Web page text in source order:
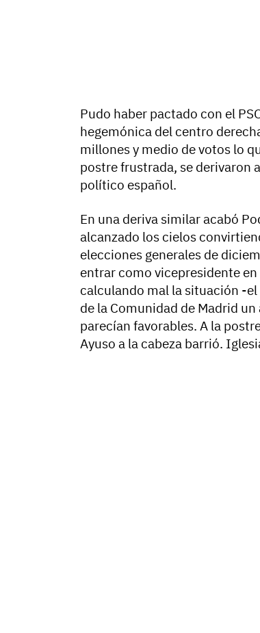
Pudo haber pactado con el
hegemónica del centro
millones y medio de votos lo
postre frustrada, se derivaron
político español.
En una deriva similar acabó
alcanzado los cielos
elecciones generales de
entrar como vicepresidente
calculando mal la situación -
de la Comunidad de Madrid
parecían favorables. A la
Ayuso a la cabeza barrió.